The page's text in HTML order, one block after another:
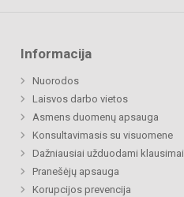
Informacija
Nuorodos
Laisvos darbo vietos
Asmens duomenų apsauga
Konsultavimasis su visuomene
Dažniausiai užduodami klausimai
Pranešėjų apsauga
Korupcijos prevencija